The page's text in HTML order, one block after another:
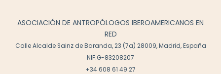
ASOCIACIÓN DE ANTROPÓLOGOS IBEROAMERICANOS EN
RED
Calle Alcalde Sainz de Baranda, 23 (7a) 28009, Madrid, España
NIF.G-83208207
+34 608 61 49 27